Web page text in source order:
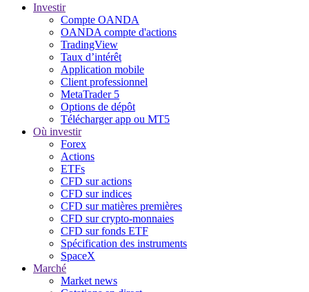
Investir
Compte OANDA
OANDA compte d'actions
TradingView
Taux d’intérêt
Application mobile
Client professionnel
MetaTrader 5
Options de dépôt
Télécharger app ou MT5
Où investir
Forex
Actions
ETFs
CFD sur actions
CFD sur indices
CFD sur matières premières
CFD sur crypto-monnaies
CFD sur fonds ETF
Spécification des instruments
SpaceX
Marché
Market news